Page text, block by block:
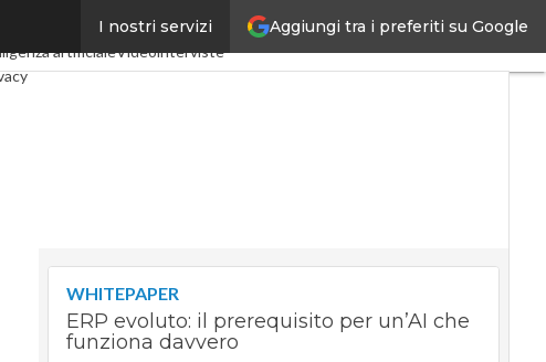
Aggiungi tra i preferiti su Google
I nostri servizi
Industria 4.0 SpacEconomy
artificialeVideointerviste
WHITEPAPER
ERP evoluto: il prerequisito per un’AI che
funziona davvero